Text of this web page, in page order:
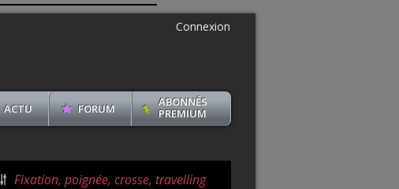
Connexion
ACTU FORUM
ABONNÉS
PREMIUM
Fixation, poignée, crosse, travelling